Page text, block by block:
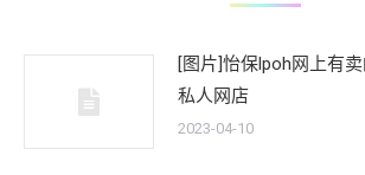
[图片]怡保lpoh网上有
私人网店
2023-04-10